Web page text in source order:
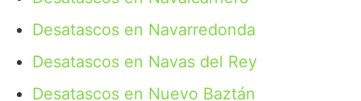
Desatascos en Navarredonda
Desatascos en Navas del Rey
Desatascos en Nuevo Baztán